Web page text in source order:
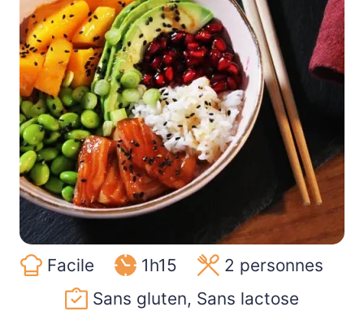
Facile 1h15 2 personnes
Sans gluten, Sans lactose